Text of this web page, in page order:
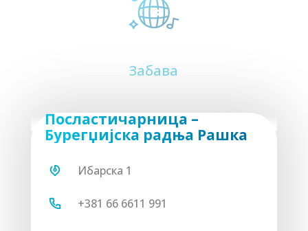
Реке и извори
Забава
Посластичарница –
Бурегџиjска радња Рашка
Ибарска 1
+381 66 6611 991